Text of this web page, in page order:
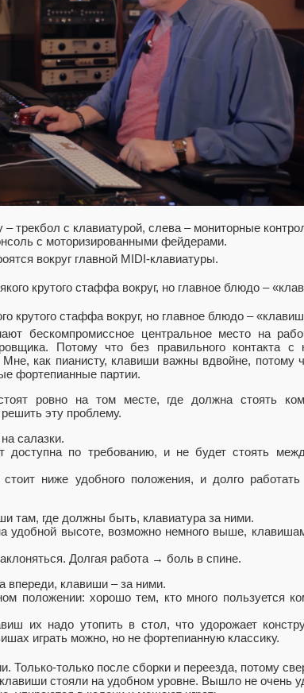
трекбол с клавиатурой, слева ‒ мониторные
с моторизированными фейдерами.
вокруг главной MIDI-клавиатуры.
крутого стаффа вокруг, но главное блюдо ‒
бескомпромиссное центральное место на
Потому что без правильного контакта с
как пианисту, клавиши важны вдвойне, потому
фортепианные партии.
ровно на том месте, где должна стоять
эту проблему.
салазки.
доступна по требованию, и не будет стоять
ниже удобного положения, и долго
там, где должны быть, клавиатура за ними.
удобной высоте, возможно немного выше,
Долгая работа → боль в спине.
впереди, клавиши ‒ за ними.
положении: хорошо тем, кто много пользуется
их надо утопить в стол, что удорожает
играть можно, но не фортепианную классику.